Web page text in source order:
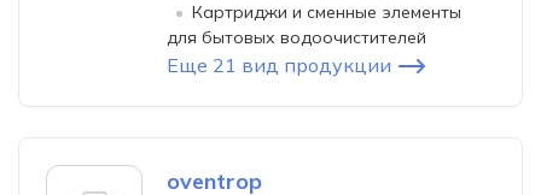
Картриджи и сменные элементы
для бытовых водоочистителей
Еще 21 вид продукции
oventrop